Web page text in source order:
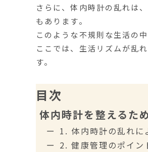
さらに、体内時計の乱れは
もあります。
このような不規則な生活の
ここでは、生活リズムが乱
す。
目次
体内時計を整えるた
1. 体内時計の乱れに
2. 健康管理のポイン